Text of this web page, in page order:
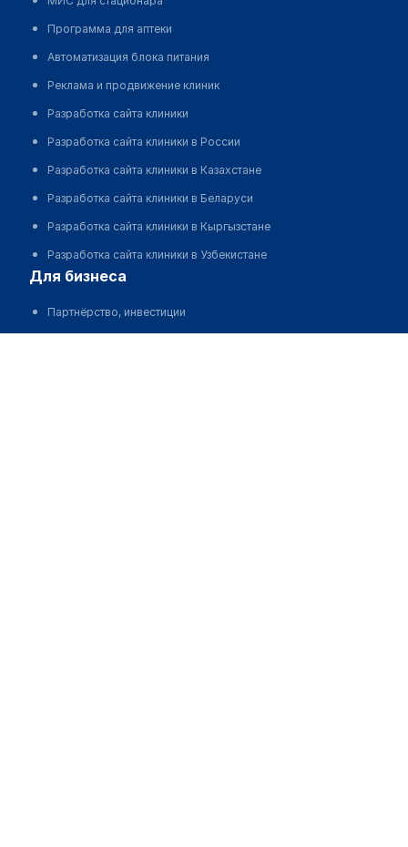
Программа для аптеки
Автоматизация блока питания
Реклама и продвижение клиник
Разработка сайта клиники
Разработка сайта клиники в России
Разработка сайта клиники в Казахстане
Разработка сайта клиники в Беларуси
Разработка сайта клиники в Кыргызстане
Разработка сайта клиники в Узбекистане
для бизнеса
Партнёрство, инвестиции